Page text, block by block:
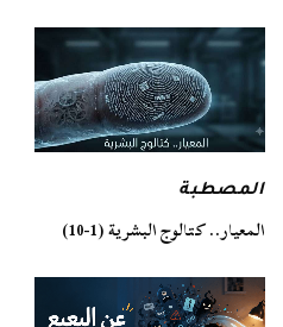
المصطبة
المعيار.. كتالوج البشرية (1-10)